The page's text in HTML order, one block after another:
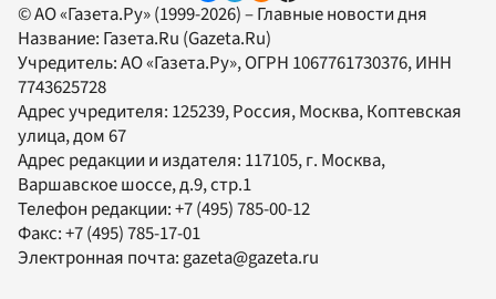
© АО «Газета.Ру» (1999-2026) – Главные новости дня
Название: Газета.Ru (Gazeta.Ru)
Учредитель:АО «Газета.Ру», ОГРН 1067761730376, ИНН
7743625728
Адрес учредителя: 125239, Россия, Москва, Коптевская
улица, дом 67
Адрес редакции и издателя: 117105, г. Москва,
Варшавское шоссе, д.9, стр.1
Телефон редакции:+7 (495) 785-00-12
Факс:+7 (495) 785-17-01
Электронная почта:gazeta@gazeta.ru